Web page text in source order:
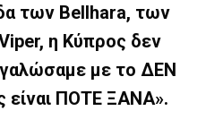
των Bellhara, των
η Κύπρος δεν
με το ΔΕΝ
είναι ΠΟΤΕ ΞΑΝΑ».